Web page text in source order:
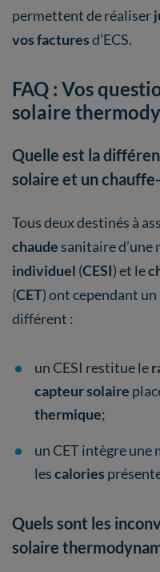
permettent de réaliser
vos facturesd’ECS.
FAQ : Vos
solaire
Quelle est la
solaire et un
Tous deux destinés à
chaude sanitaire d’une
individuel (CESI) et le
(CET) ont cependant
différent :
un CESI restitue le
capteur solaire
thermique;
un CET intègre une
lescalories
Quels sont les
solaire